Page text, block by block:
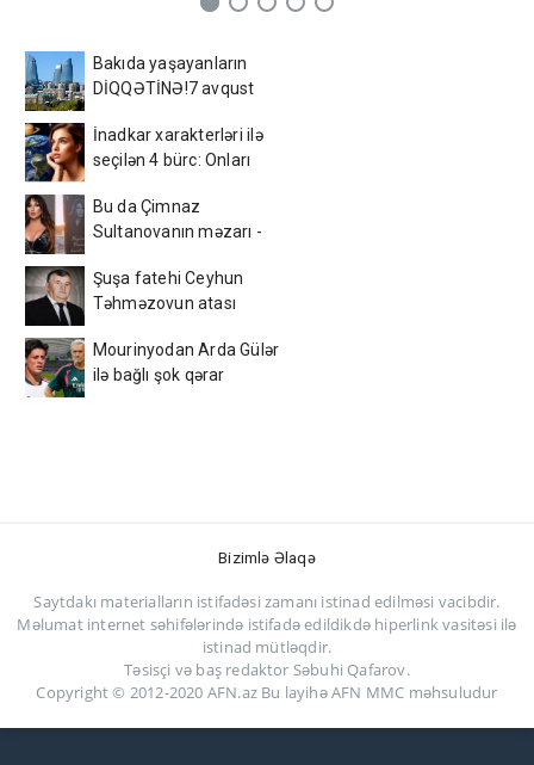
Bakıda yaşayanların
DİQQƏTİNƏ!7 avqust
etibarən...
İnadkar xarakterləri ilə
seçilən 4 bürc: Onları
çətindir
Bu da Çimnaz
Sultanovanın məzarı -
Şuşa fatehi Ceyhun
Təhməzovun atası
Mourinyodan Arda Gülər
ilə bağlı şok qərar
Bizimlə Əlaqə
Saytdakı materialların istifadəsi zamanı istinad edilməsi vacibdir.
Məlumat internet səhifələrində istifadə edildikdə hiperlink vasitəsi ilə
istinad mütləqdir.
Təsisçi və baş redaktor Səbuhi Qafarov.
Copyright © 2012-2020 AFN.az Bu layihə AFN MMC məhsuludur